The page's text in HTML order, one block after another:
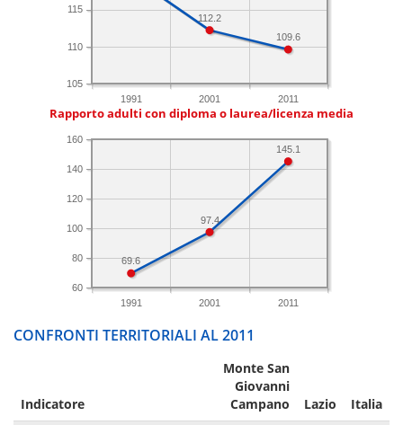
1991 2001 2011
105
110
115
109.6
112.2
Rapporto adulti con diploma o laurea/licenza media
1991 2001 2011
60
80
100
120
140
160
145.1
97.4
69.6
CONFRONTI TERRITORIALI AL 2011
Indicatore
Monte San
Giovanni
Campano
Lazio Italia